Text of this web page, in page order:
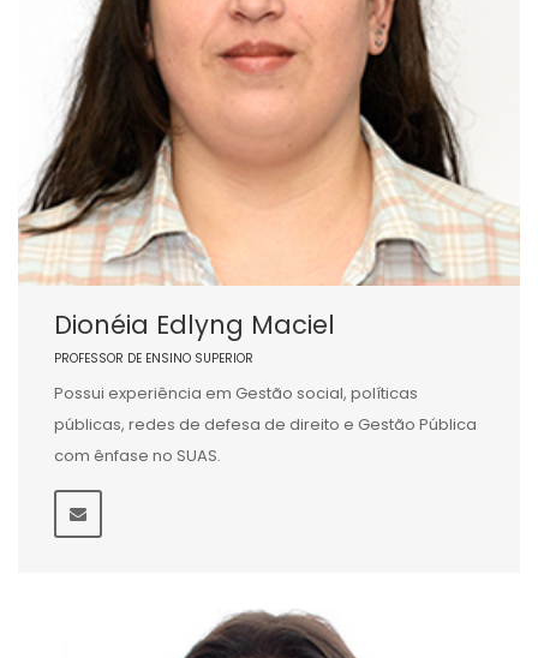
Dionéia Edlyng Maciel
PROFESSOR DE ENSINO SUPERIOR
Possui experiência em Gestão social, políticas
públicas, redes de defesa de direito e Gestão Pública
com ênfase no SUAS.